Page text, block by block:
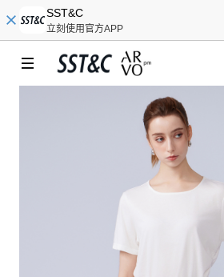
SST&C
立刻使用官方APP